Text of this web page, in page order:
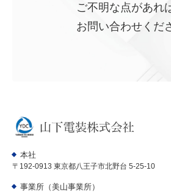
ご不明な点があれ
お問い合わせくだ
本社
〒192-0913 東京都八王子市北野台 5-25-10
事業所（美山事業所）